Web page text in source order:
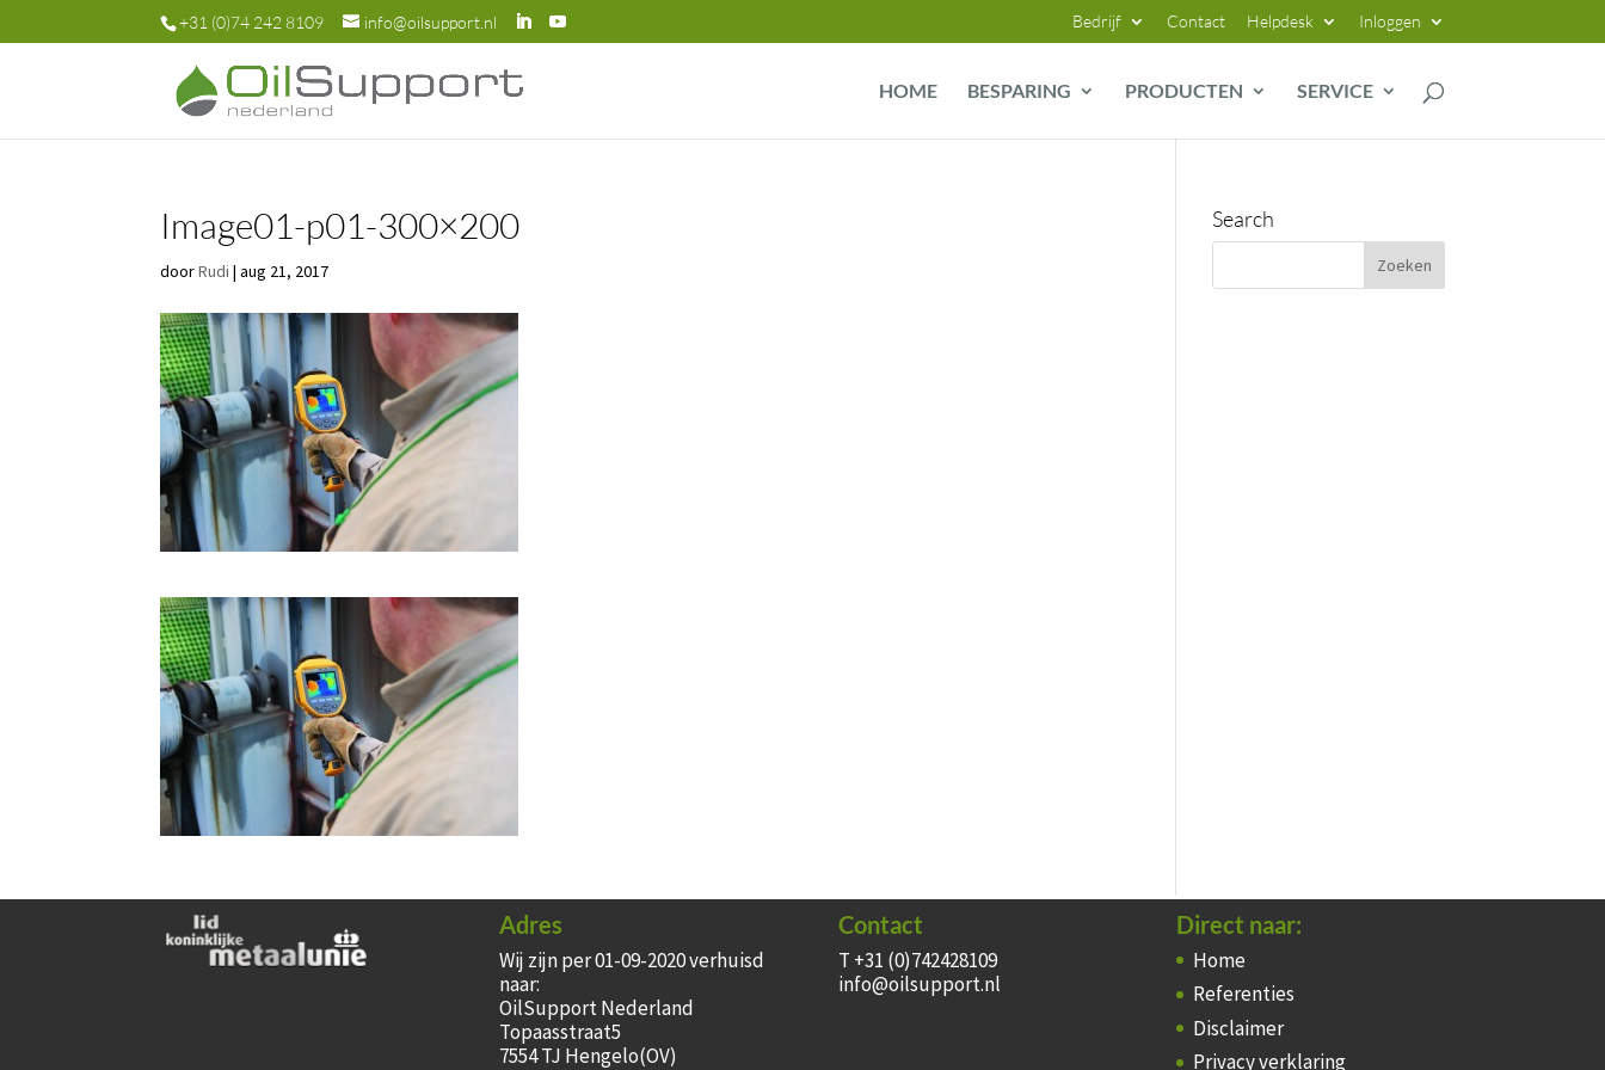
+31 (0)74 242 8109 info@oilsupport.nl Bedrijf Contact Helpdesk Inloggen
HOME BESPARING PRODUCTEN SERVICE
Image01-p01-300×200
doorRudi |aug 21, 2017
Search
Adres
Wij zijn per 01-09-2020 verhuisd
naar:
OilSupport Nederland
Topaasstraat5
7554 TJ Hengelo(OV)
Contact
T +31 (0)742428109
info@oilsupport.nl
Direct naar:
Home
Referenties
Disclaimer
Privacy verklaring